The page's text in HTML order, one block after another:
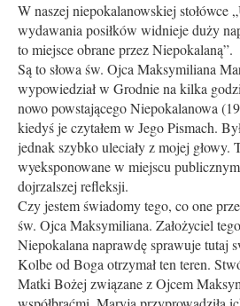
W naszej niepokalanowskiej stołówce
wydawania posiłków widnieje duży
to miejsce obrane przez Niepokalaną”.
Są to słowa św. Ojca Maksymiliana
wypowiedział w Grodnie na kilka
nowo powstającego Niepokalanowa
kiedyś je czytałem w Jego Pismach.
jednak szybko uleciały z mojej głowy.
wyeksponowane w miejscu
dojrzalszej refleksji.
Czy jestem świadomy tego, co one
św. Ojca Maksymiliana. Założyciel
Niepokalana naprawdę sprawuje tutaj
Kolbe od Boga otrzymał ten teren.
Matki Bożej związane z Ojcem